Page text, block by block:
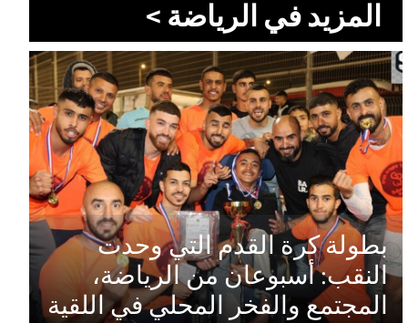
المزيد في الرياضة >
بطولة كرة القدم التي وحدت
النقب: أسبوعان من الرياضة،
المجتمع والفخر المحلي في اللقية